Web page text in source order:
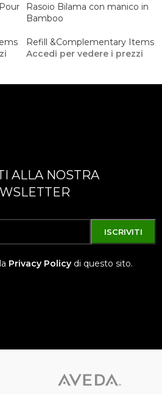
Rasoio Bilama con manico in
Bamboo
Refill &Complementary Items
Accedi per vedere i prezzi
ALLA NOSTRA
Privacy Policy di questo sito.